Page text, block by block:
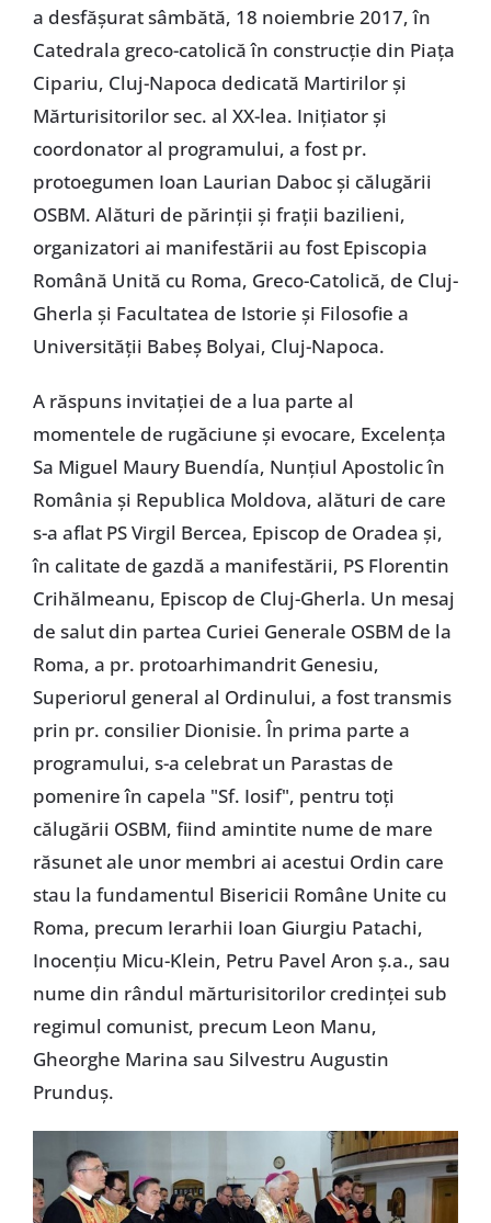
a desfășurat sâmbătă, 18 noiembrie 2017, în
Catedrala greco-catolică în construcție din Piața
Cipariu, Cluj-Napoca dedicată Martirilor și
Mărturisitorilor sec. al XX-lea. Inițiator și
coordonator al programului, a fost pr.
protoegumen Ioan Laurian Daboc și călugării
OSBM. Alături de părinții și frații bazilieni,
organizatori ai manifestării au fost Episcopia
Română Unită cu Roma, Greco-Catolică, de Cluj-
Gherla și Facultatea de Istorie și Filosofie a
Universității Babeș Bolyai, Cluj-Napoca.
A răspuns invitației de a lua parte al
momentele de rugăciune și evocare, Excelența
Sa Miguel Maury Buendía, Nunțiul Apostolic în
România și Republica Moldova, alături de care
s-a aflat PS Virgil Bercea, Episcop de Oradea și,
în calitate de gazdă a manifestării, PS Florentin
Crihălmeanu, Episcop de Cluj-Gherla. Un mesaj
de salut din partea Curiei Generale OSBM de la
Roma, a pr. protoarhimandrit Genesiu,
Superiorul general al Ordinului, a fost transmis
prin pr. consilier Dionisie. În prima parte a
programului, s-a celebrat un Parastas de
pomenire în capela "Sf. Iosif", pentru toți
călugării OSBM, fiind amintite nume de mare
răsunet ale unor membri ai acestui Ordin care
stau la fundamentul Bisericii Române Unite cu
Roma, precum Ierarhii Ioan Giurgiu Patachi,
Inocențiu Micu-Klein, Petru Pavel Aron ș.a., sau
nume din rândul mărturisitorilor credinței sub
regimul comunist, precum Leon Manu,
Gheorghe Marina sau Silvestru Augustin
Prunduș.